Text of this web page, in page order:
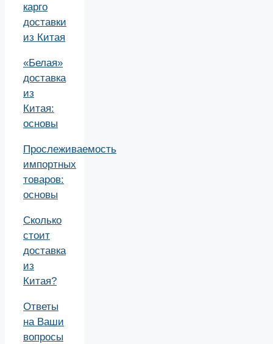
карго
доставки
из Китая
«Белая»
доставка
из
Китая:
основы
Прослеживаемость
импортных
товаров:
основы
Сколько
стоит
доставка
из
Китая?
Ответы
на Ваши
вопросы